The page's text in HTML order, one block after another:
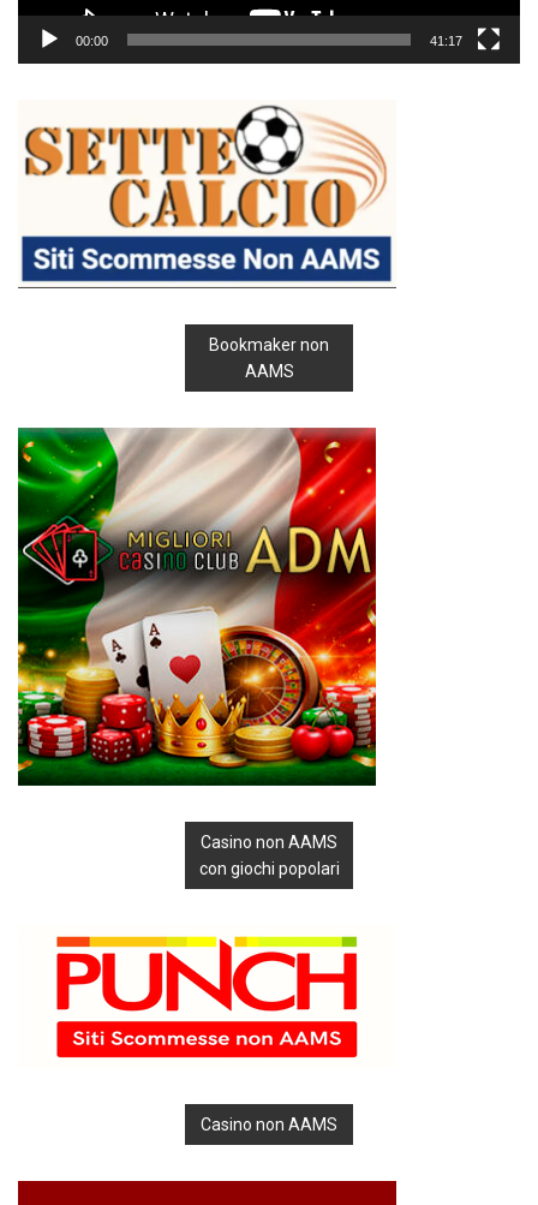
00:00 41:17
Bookmaker non
AAMS
Casino non AAMS
con giochi popolari
Casino non AAMS